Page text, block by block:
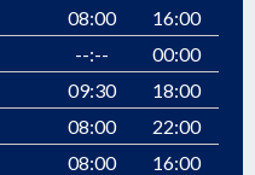
08:00
16:00
--:--
00:00
09:30
18:00
08:00
22:00
08:00
16:00